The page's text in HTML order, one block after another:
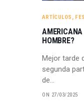
ARTÍCULOS ,
AMERICANA
HOMBRE?
Mejor tarde
segunda
de…
ON 27/03/2025